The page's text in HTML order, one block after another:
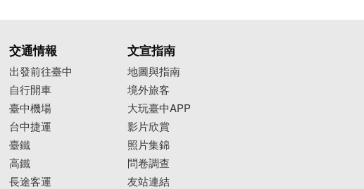
交通情報
出發前往臺中
自行開車
臺中機場
台中捷運
臺鐵
高鐵
長途客運
文宣指南
地圖與指南
境外旅客
大玩臺中APP
影片欣賞
照片集錦
問卷調查
友站連結